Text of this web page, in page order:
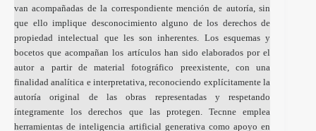
van acompañadas de la correspondiente mención de autoría, sin
que ello implique desconocimiento alguno de los derechos de
propiedad intelectual que les son inherentes. Los esquemas y
bocetos que acompañan los artículos han sido elaborados por el
autor a partir de material fotográfico preexistente, con una
finalidad analítica e interpretativa, reconociendo explícitamente la
autoría original de las obras representadas y respetando
íntegramente los derechos que las protegen. Tecnne emplea
herramientas de inteligencia artificial generativa como apoyo en